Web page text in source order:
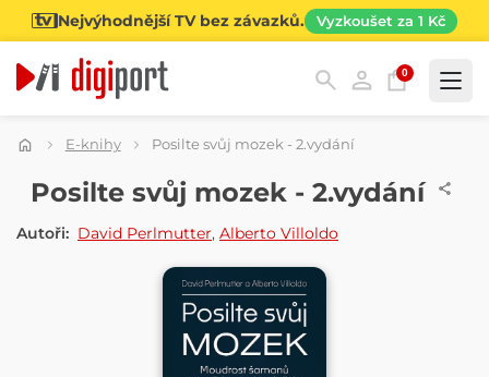
Nejvýhodnější TV bez závazků. Vyzkoušet za 1 Kč
0
Kategorie
E-knihy Posilte svůj mozek - 2.vydání
E-KNIHA
Posilte svůj mozek - 2.vydání
Autoři: David Perlmutter, Alberto Villoldo